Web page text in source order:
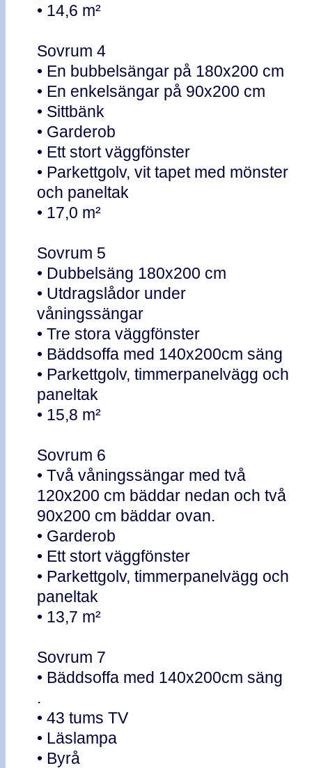
• 14,6 m²
Sovrum 4
• En bubbelsängar på 180x200 cm
• En enkelsängar på 90x200 cm
• Sittbänk
• Garderob
• Ett stort väggfönster
• Parkettgolv, vit tapet med mönster
och paneltak
• 17,0 m²
Sovrum 5
• Dubbelsäng 180x200 cm
• Utdragslådor under
våningssängar
• Tre stora väggfönster
• Bäddsoffa med 140x200cm säng
• Parkettgolv, timmerpanelvägg och
paneltak
• 15,8 m²
Sovrum 6
• Två våningssängar med två
120x200 cm bäddar nedan och två
90x200 cm bäddar ovan.
• Garderob
• Ett stort väggfönster
• Parkettgolv, timmerpanelvägg och
paneltak
• 13,7 m²
Sovrum 7
• Bäddsoffa med 140x200cm säng
.
• 43 tums TV
• Läslampa
• Byrå